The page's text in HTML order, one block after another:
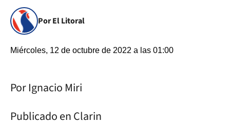
Por El Litoral
Miércoles, 12 de octubre de 2022 a las 01:00
Por Ignacio Miri
Publicado en Clarin